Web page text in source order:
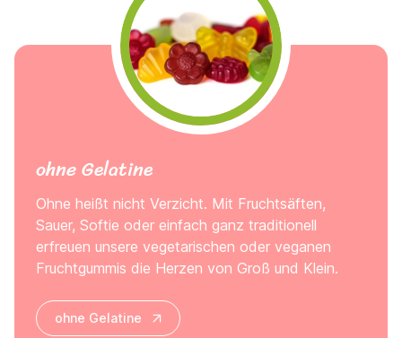
ohne Gelatine
Ohne heißt nicht Verzicht. Mit Fruchtsäften,
Sauer, Softie oder einfach ganz traditionell
erfreuen unsere vegetarischen oder veganen
Fruchtgummis die Herzen von Groß und Klein.
ohne Gelatine